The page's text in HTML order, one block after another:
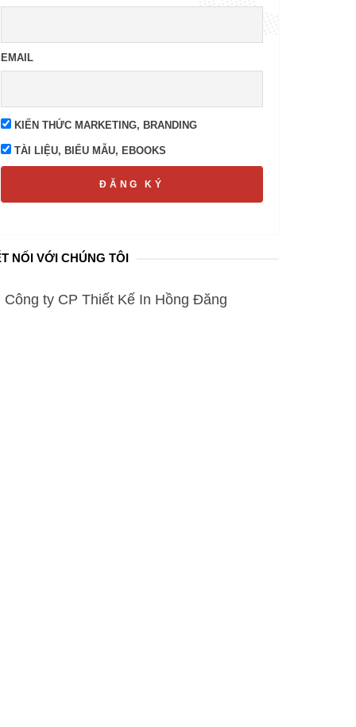
EMAIL
KIẾN THỨC MARKETING, BRANDING
TÀI LIỆU, BIỂU MẪU, EBOOKS
ĐĂNG KÝ
NỐI VỚI CHÚNG TÔI
Công ty CP Thiết Kế In Hồng Đăng